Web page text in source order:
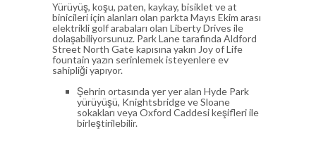
Yürüyüş, koşu, paten, kaykay, bisiklet ve at
binicileri için alanları olan parkta Mayıs Ekim arası
elektrikli golf arabaları olan Liberty Drives ile
dolaşabiliyorsunuz. Park Lane tarafinda Aldford
Street North Gate kapısına yakın Joy of Life
fountain yazın serinlemek isteyenlere ev
sahipliği yapıyor.
Şehrin ortasında yer yer alan Hyde Park
yürüyüşü, Knightsbridge ve Sloane
sokakları veya Oxford Caddesi keşifleri ile
birleştirilebilir.